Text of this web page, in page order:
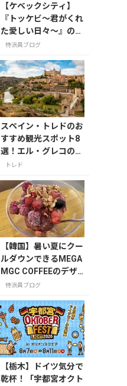
【ケベックシティ】
『トッケビ〜君がくれ
た愛しい日々〜』の撮
影地を訪ねて
特派員ブログ
スペイン・トレドのお
すすめ観光スポット8
選！エル・グレコの傑
作や古都の魅力を満喫
トレド
【韓国】暑い夏にクー
ルダウンできるMEGA
MGC COFFEEのデザ
ート
特派員ブログ
【栃木】ドイツ気分で
乾杯！「宇都宮オクト